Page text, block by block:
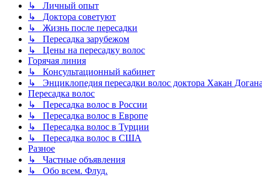
↳ Личный опыт
↳ Доктора советуют
↳ Жизнь после пересадки
↳ Пересадка зарубежом
↳ Цены на пересадку волос
Горячая линия
↳ Консультационный кабинет
↳ Энциклопедия пересадки волос доктора Хакан
Пересадка волос
↳ Пересадка волос в России
↳ Пересадка волос в Европе
↳ Пересадка волос в Турции
↳ Пересадка волос в США
Разное
↳ Частные объявления
↳ Обо всем. Флуд.